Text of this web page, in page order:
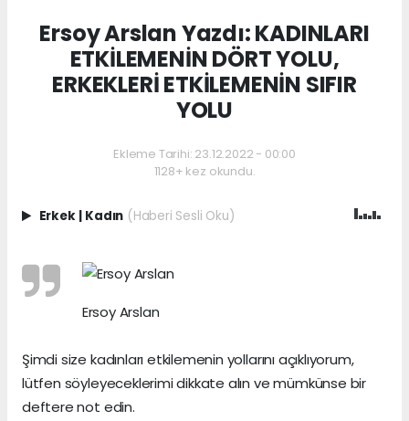
Ersoy Arslan Yazdı: KADINLARI
ETKİLEMENİN DÖRT YOLU,
ERKEKLERİ ETKİLEMENİN SIFIR
YOLU
Ekleme Tarihi: 23.12.2022 - 00:00
1128+ kez okundu.
Erkek | Kadın (Haberi Sesli Oku)
Ersoy Arslan
Şimdi size kadınları etkilemenin yollarını açıklıyorum,
lütfen söyleyeceklerimi dikkate alın ve mümkünse bir
deftere not edin.